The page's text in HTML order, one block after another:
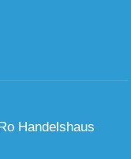
Handelshaus